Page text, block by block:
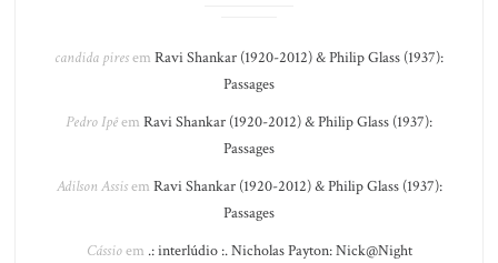
candida piresem Ravi Shankar (1920-2012) & Philip Glass (1937):
Passages
Pedro Ipêem Ravi Shankar (1920-2012) & Philip Glass (1937):
Passages
Adilson Assisem Ravi Shankar (1920-2012) & Philip Glass (1937):
Passages
Cássioem .: interlúdio :. Nicholas Payton: Nick@Night